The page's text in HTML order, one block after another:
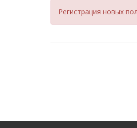
Регистрация новых